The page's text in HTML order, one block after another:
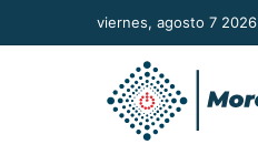
viernes, agosto 7 2026